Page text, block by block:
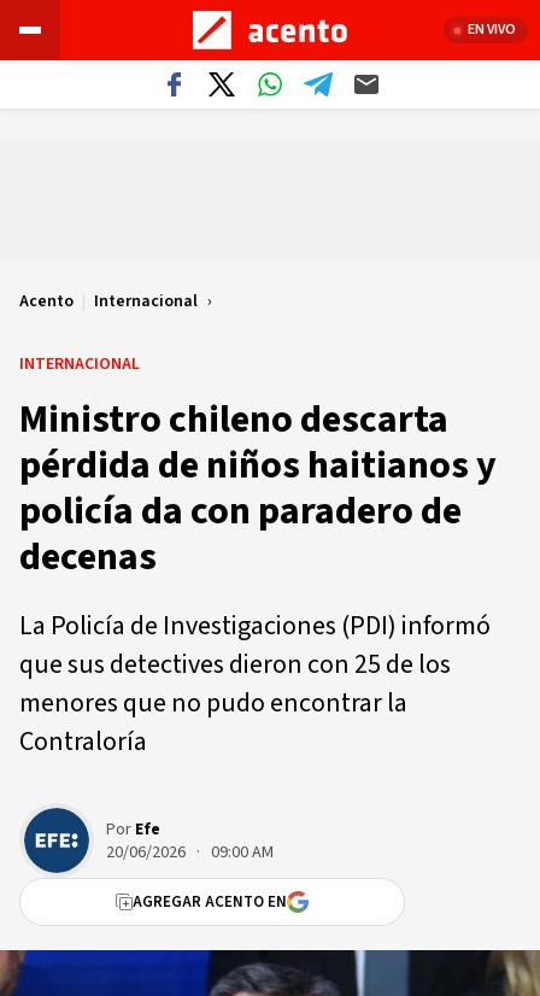
EN VIVO
Acento | Internacional
INTERNACIONAL
Ministro chileno descarta
pérdida de niños haitianos y
policía da con paradero de
decenas
La Policía de Investigaciones (PDI) informó
que sus detectives dieron con 25 de los
menores que no pudo encontrar la
Contraloría
Por Efe
20/06/2026 · 09:00 AM
AGREGAR ACENTO EN